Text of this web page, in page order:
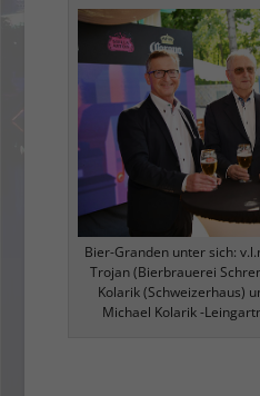
Bier-Granden unter sich:
Trojan (Bierbrauerei
Kolarik (Schweizerhaus)
Michael Kolarik -